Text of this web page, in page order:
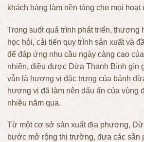
khách hàng làm nền tảng cho mọi hoạt
Trong suốt quá trình phát triển, thương
học hỏi, cải tiến quy trình sản xuất và
để đáp ứng nhu cầu ngày càng cao
nhiên, điều được Dừa Thanh Bình gìn
vẫn là hương vị đặc trưng của bánh
hương vị đã làm nên dấu ấn của vùng
nhiều năm qua.
Từ một cơ sở sản xuất địa phương,
bước mở rộng thị trường, đưa các sản